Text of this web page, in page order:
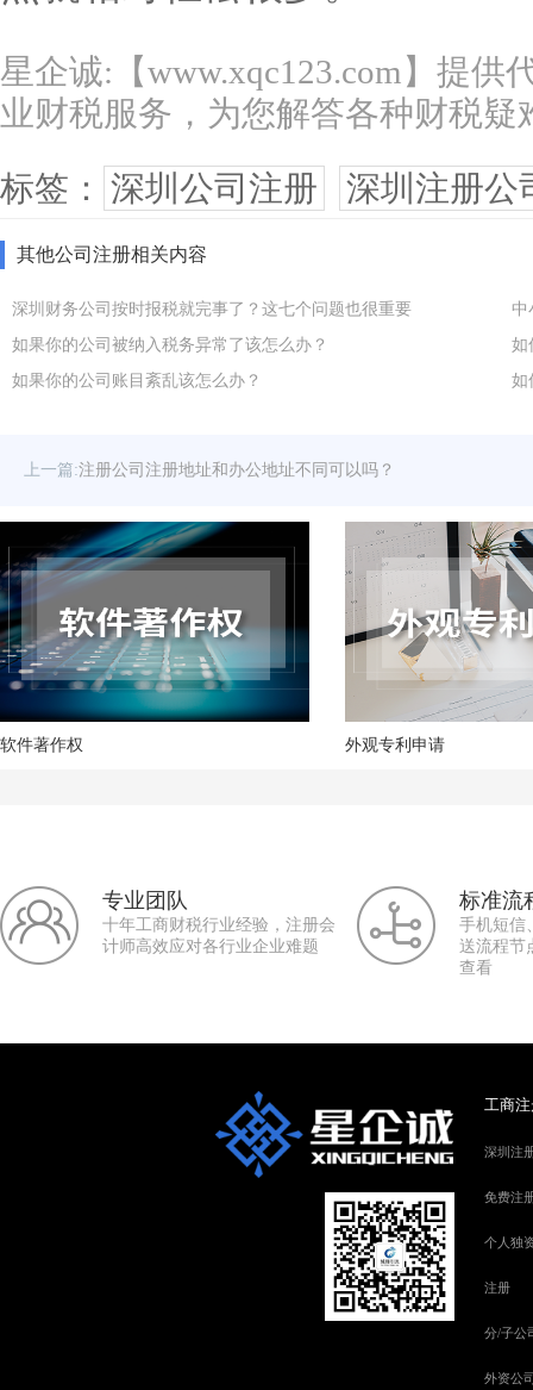
星企诚:【www.xqc123.com】提供
业财税服务，为您解答各种财税疑
标签： 深圳公司注册 深圳注册公
其他公司注册相关内容
深圳财务公司按时报税就完事了？这七个问题也很重要
如果你的公司被纳入税务异常了该怎么办？
如果你的公司账目紊乱该怎么办？
中
如
如
上一篇:注册公司注册地址和办公地址不同可以吗？
软件著作权 外观专利申请
专业团队
十年工商财税行业经验，注册会
计师高效应对各行业企业难题
标准流
手机短信
送流程节
查看